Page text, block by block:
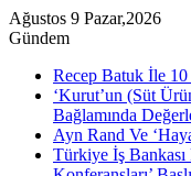
Ağustos 9 Pazar,2026
Gündem
Recep Batuk İle
‘Kurut’un (Süt
Bağlamında
Ayn Rand Ve
Türkiye İş